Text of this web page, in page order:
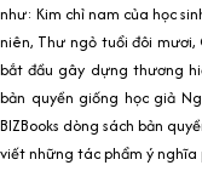
như: Kim chỉ nam của học
niên, Thư ngỏ tuổi đôi
bắt đầu gây dựng thương
bản quyền giống học giả
BIZBooks dòng sách bản
viết những tác phẩm ý nghĩa